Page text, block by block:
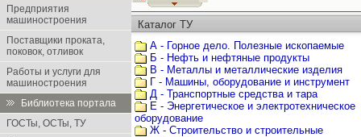
Предприятия
машиностроения
Поставщики проката,
поковок, отливок
Работы и услуги для
машиностроения
Библиотека портала
ГОСТы, ОСТы, ТУ
Каталог ТУ
А - Горное дело. Полезные ископаемые
Б - Нефть и нефтяные продукты
В - Металлы и металлические изделия
Г - Машины, оборудование и инструмент
Д - Транспортные средства и тара
Е - Энергетическое и электротехническое
оборудование
Ж - Строительство и строительные